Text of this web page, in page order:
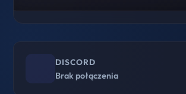
DISCORD
Brak połączenia